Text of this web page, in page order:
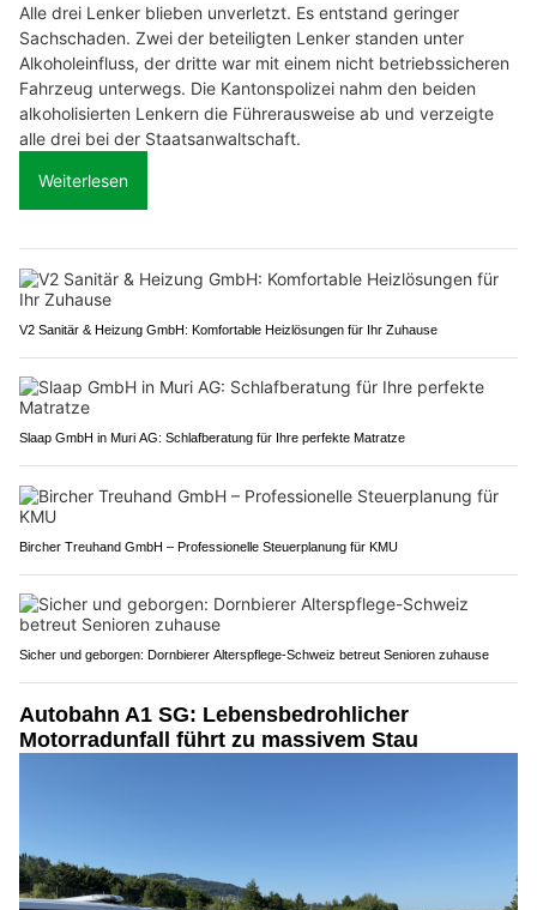
Alle drei Lenker blieben unverletzt. Es entstand geringer
Sachschaden. Zwei der beteiligten Lenker standen unter
Alkoholeinfluss, der dritte war mit einem nicht betriebssicheren
Fahrzeug unterwegs. Die Kantonspolizei nahm den beiden
alkoholisierten Lenkern die Führerausweise ab und verzeigte
alle drei bei der Staatsanwaltschaft.
Weiterlesen
V2 Sanitär & Heizung GmbH: Komfortable Heizlösungen für Ihr Zuhause
Slaap GmbH in Muri AG: Schlafberatung für Ihre perfekte Matratze
Bircher Treuhand GmbH – Professionelle Steuerplanung für KMU
Sicher und geborgen: Dornbierer Alterspflege-Schweiz betreut Senioren zuhause
Autobahn A1 SG: Lebensbedrohlicher
Motorradunfall führt zu massivem Stau